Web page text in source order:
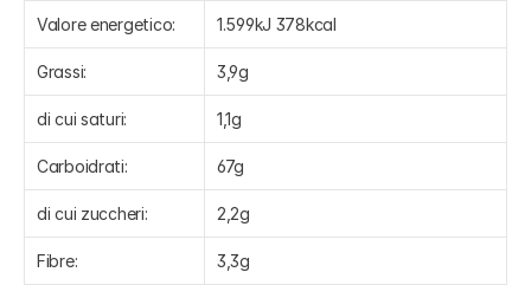
Valore energetico: 1.599kJ 378kcal
Grassi: 3,9g
di cui saturi: 1,1g
Carboidrati: 67g
di cui zuccheri: 2,2g
Fibre: 3,3g